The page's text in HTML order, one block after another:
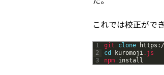
これでは校正がで
1
2
3
git clone https : /
cd
kuromoji.js
npm install